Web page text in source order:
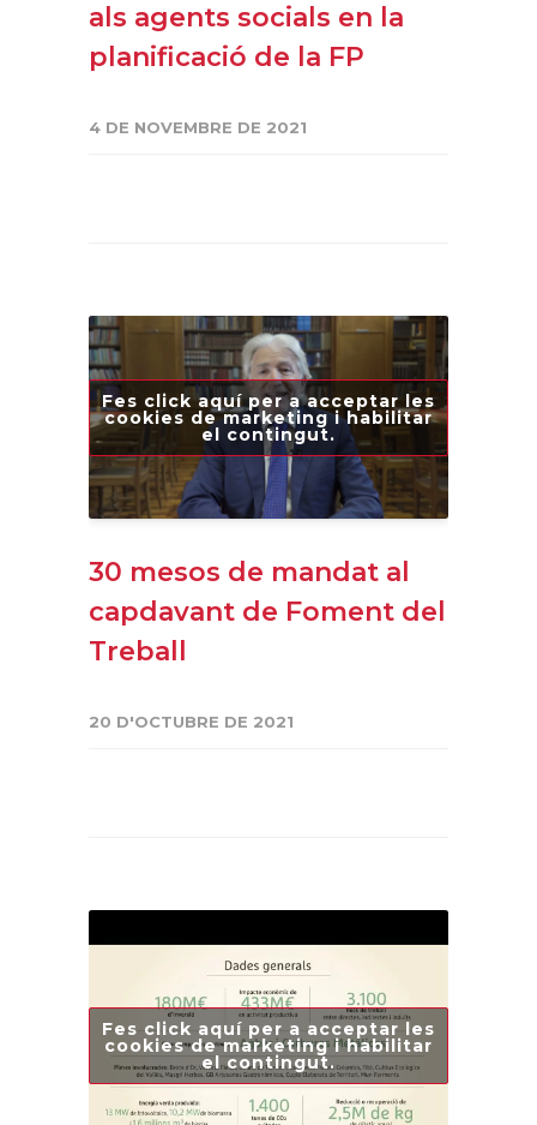
als agents socials en la
planificació de la FP
4 DE NOVEMBRE DE 2021
Fes click aquí per a acceptar les
cookies de marketing i habilitar
el contingut.
30 mesos de mandat al
capdavant de Foment del
Treball
20 D'OCTUBRE DE 2021
Fes click aquí per a acceptar les
cookies de marketing i habilitar
el contingut.